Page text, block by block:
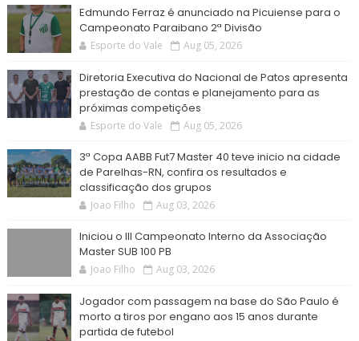
Edmundo Ferraz é anunciado na Picuiense para o
Campeonato Paraibano 2ª Divisão
Esporte do Vale Aug 05, 2026
Diretoria Executiva do Nacional de Patos apresenta
prestação de contas e planejamento para as
próximas competições
Esporte do Vale Aug 05, 2026
3ª Copa AABB Fut7 Master 40 teve inicio na cidade
de Parelhas-RN, confira os resultados e
classificação dos grupos
Joao Filho Aug 03, 2026
Iniciou o III Campeonato Interno da Associação
Master SUB 100 PB
Joao Filho Aug 03, 2026
Jogador com passagem na base do São Paulo é
morto a tiros por engano aos 15 anos durante
partida de futebol